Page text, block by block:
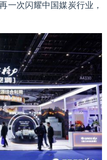
一次闪耀中国媒炭行业，